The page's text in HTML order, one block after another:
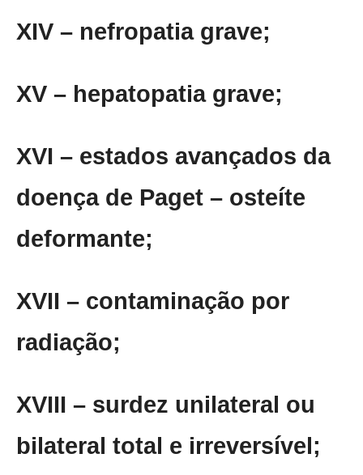
XIV – nefropatia grave;
XV – hepatopatia grave;
XVI – estados avançados da
doença de Paget – osteíte
deformante;
XVII – contaminação por
radiação;
XVIII – surdez unilateral ou
bilateral total e irreversível;